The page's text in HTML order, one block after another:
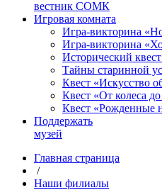
вестник СОМК
Игровая комната
Игра-викторина
Игра-викторина
Исторический
Тайны старинной
Квест «Искусство
Квест «От колеса
Квест «Рожденные
Поддержать
музей
Главная страница
/
Наши филиалы